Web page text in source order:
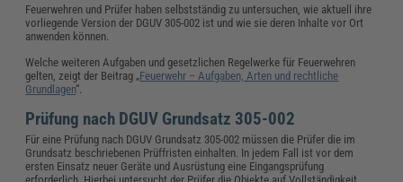
Feuerwehren und Prüfer haben selbstständig zu untersuchen, wie aktuell ihre
vorliegende Version der DGUV 305-002 ist und wie sie deren Inhalte vor Ort
anwenden können.
Welche weiteren Aufgaben und gesetzlichen Regelwerke für Feuerwehren
gelten, zeigt der Beitrag „Feuerwehr – Aufgaben, Arten und rechtliche
Grundlagen“.
Prüfung nach DGUV Grundsatz 305-002
Für eine Prüfung nach DGUV Grundsatz 305-002 müssen die Prüfer die im
Grundsatz beschriebenen Prüffristen einhalten. In jedem Fall ist vor dem
ersten Einsatz neuer Geräte und Ausrüstung eine Eingangsprüfung